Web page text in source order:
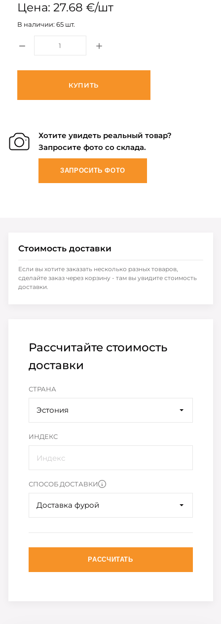
Цена: 27.68 €/шт
В наличии: 65 шт.
КУПИТЬ
Хотите увидеть реальный товар?
Запросите фото со склада.
ЗАПРОСИТЬ ФОТО
Рассчитайте стоимость
доставки
СТРАНА
Эстония
ИНДЕКС
СПОСОБ ДОСТАВКИ
Доставка фурой
РАССЧИТАТЬ
Стоимость доставки
Если вы хотите заказать несколько разных товаров,
сделайте заказ через корзину - там вы увидите стоимость
доставки.